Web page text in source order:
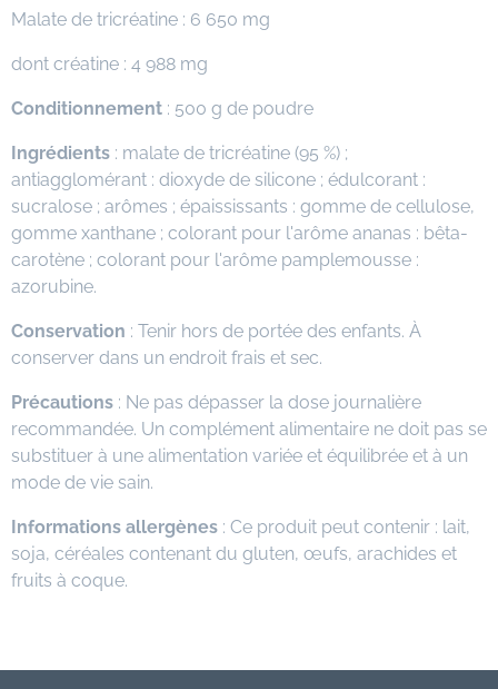
Malate de tricréatine : 6 650 mg
dont créatine : 4 988 mg
Conditionnement : 500 g de poudre
Ingrédients : malate de tricréatine (95 %) ;
antiagglomérant : dioxyde de silicone ; édulcorant :
sucralose ; arômes ; épaississants : gomme de cellulose,
gomme xanthane ; colorant pour l'arôme ananas : bêta-
carotène ; colorant pour l'arôme pamplemousse :
azorubine.
Conservation : Tenir hors de portée des enfants. À
conserver dans un endroit frais et sec.
Précautions : Ne pas dépasser la dose journalière
recommandée. Un complément alimentaire ne doit pas se
substituer à une alimentation variée et équilibrée et à un
mode de vie sain.
Informations allergènes : Ce produit peut contenir : lait,
soja, céréales contenant du gluten, œufs, arachides et
fruits à coque.